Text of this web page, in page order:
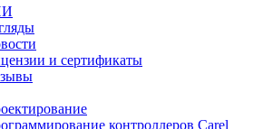
и сертификаты
контроллеров Carel